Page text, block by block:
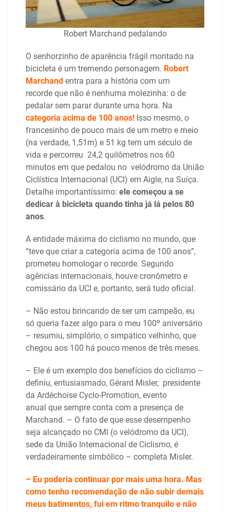
Robert Marchand pedalando
O senhorzinho de aparência frágil montado na
bicicleta é um tremendo personagem. Robert
Marchand entra para a história com um
recorde que não é nenhuma molezinha: o de
pedalar sem parar durante uma hora. Na
categoria acima de 100 anos! Isso mesmo, o
francesinho de pouco mais de um metro e meio
(na verdade, 1,51m) e 51 kg tem um século de
vida e percorreu 24,2 quilômetros nos 60
minutos em que pedalou no velódromo da União
Ciclística Internacional (UCI) em Aigle, na Suíça.
Detalhe importantíssimo: ele começou a se
dedicar à bicicleta quando tinha já lá pelos 80
anos.
A entidade máxima do ciclismo no mundo, que
“teve que criar a categoria acima de 100 anos”,
prometeu homologar o recorde. Segundo
agências internacionais, houve cronômetro e
comissário da UCI e, portanto, será tudo oficial.
– Não estou brincando de ser um campeão, eu
só queria fazer algo para o meu 100º aniversário
– resumiu, simplório, o simpático velhinho, que
chegou aos 100 há pouco menos de três meses.
– Ele é um exemplo dos benefícios do ciclismo –
definiu, entusiasmado, Gérard Misler, presidente
da Ardéchoise Cyclo-Promotion, evento
anual que sempre conta com a presença de
Marchand. – O fato de que esse desempenho
seja alcançado no CMI (o velódromo da UCI),
sede da União Internacional de Ciclismo, é
verdadeiramente simbólico – completa Misler.
– Eu poderia continuar por mais uma hora. Mas
como tenho recomendação de não subir demais
meus batimentos, fui em ritmo tranquilo e não